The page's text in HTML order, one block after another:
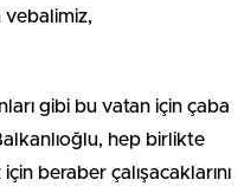
vebalimiz,
gibi bu vatan için çaba
hep birlikte
beraber çalışacaklarını